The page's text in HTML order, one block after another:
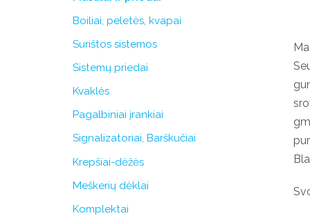
Boiliai, peletės, kvapai
Surištos sistemos
Sistemų priedai
Kvaklės
Pagalbiniai įrankiai
Signalizatoriai, Barškučiai
Krepšiai-dėžės
Meškerių dėklai
Komplektai